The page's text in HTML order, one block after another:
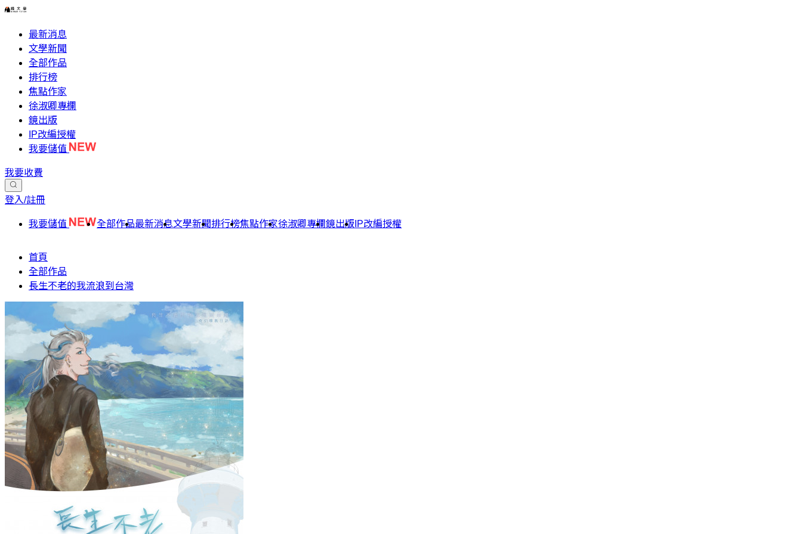
最新消息
文學新聞
全部作品
排行榜
焦點作家
徐淑卿專欄
鏡出版
IP改編授權
我要儲值
我要收費
登入/註冊
我要儲值 全部作品最新消息文學新聞排行榜焦點作家徐淑卿專欄鏡出版 IP改編授權
首頁
全部作品
長生不老的我流浪到台灣